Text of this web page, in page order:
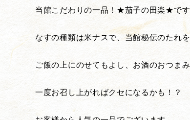
当館こだわりの一品！★茄子の田楽★です
なすの種類は米ナスで、当館秘伝のたれ
ご飯の上にのせてもよし、お酒のおつま
一度お召し上がればクセになるかも！？